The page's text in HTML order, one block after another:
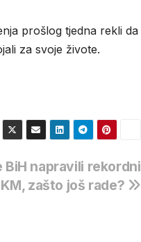
prošlog tjedna rekli da
za svoje živote.
napravili rekordni
zašto još rade?